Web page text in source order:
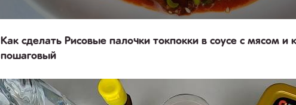
Как сделать Рисовые палочки токпокки в соусе с мясом и
пошаговый